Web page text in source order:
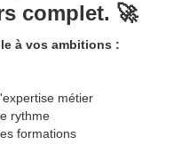
complet. 🚀
à vos ambitions :
métier
rythme
formations